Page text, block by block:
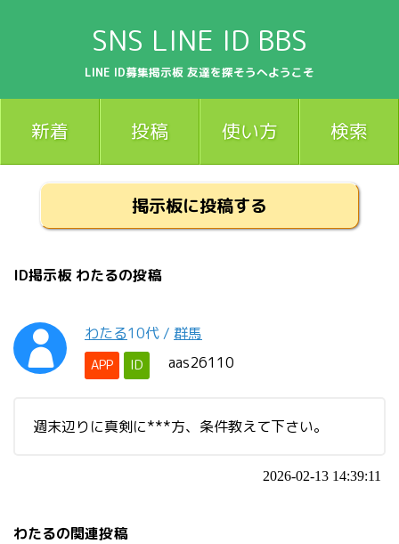
SNS LINE ID BBS
LINE ID募集掲示板 友達を探そうへようこそ
新着 投稿 使い方 検索
掲示板に投稿する
ID掲示板 わたるの投稿
わたる10代 / 群馬
APP ID aas26110
週末辺りに真剣に***方、条件教えて下さい。
2026-02-13 14:39:11
わたるの関連投稿